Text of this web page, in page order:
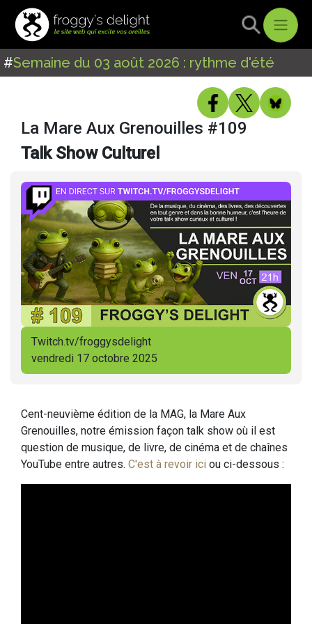
#Semaine du 03 août 2026 : rythme d'été
La Mare Aux Grenouilles #109
Talk Show Culturel
Twitch.tv/froggysdelight
vendredi 17 octobre 2025
Cent-neuvième édition de la MAG, la Mare Aux
Grenouilles, notre émission façon talk show où il est
question de musique, de livre, de cinéma et de chaînes
YouTube entre autres. C'est à revoir ici ou ci-dessous :